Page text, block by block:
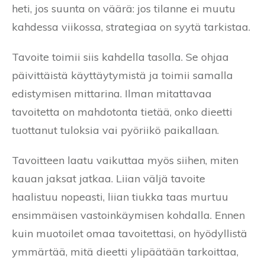
heti, jos suunta on väärä: jos tilanne ei muutu
kahdessa viikossa, strategiaa on syytä tarkistaa.
Tavoite toimii siis kahdella tasolla. Se ohjaa
päivittäistä käyttäytymistä ja toimii samalla
edistymisen mittarina. Ilman mitattavaa
tavoitetta on mahdotonta tietää, onko dieetti
tuottanut tuloksia vai pyöriikö paikallaan.
Tavoitteen laatu vaikuttaa myös siihen, miten
kauan jaksat jatkaa. Liian väljä tavoite
haalistuu nopeasti, liian tiukka taas murtuu
ensimmäisen vastoinkäymisen kohdalla. Ennen
kuin muotoilet omaa tavoitettasi, on hyödyllistä
ymmärtää, mitä dieetti ylipäätään tarkoittaa,